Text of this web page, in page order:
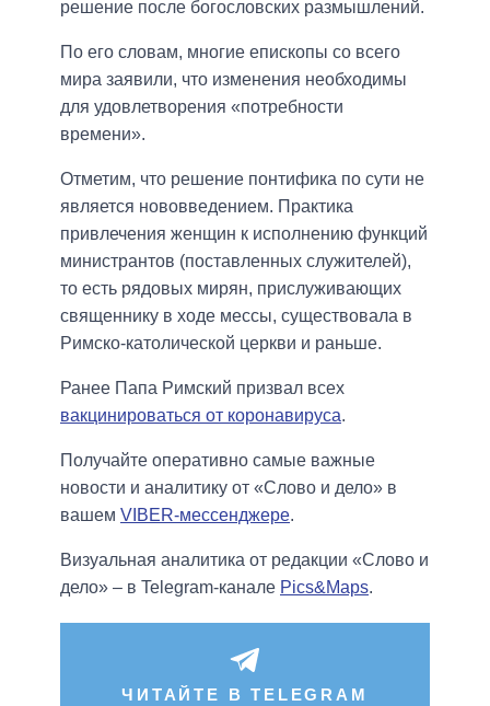
решение после богословских размышлений.
По его словам, многие епископы со всего
мира заявили, что изменения необходимы
для удовлетворения «потребности
времени».
Отметим, что решение понтифика по сути не
является нововведением. Практика
привлечения женщин к исполнению функций
министрантов (поставленных служителей),
то есть рядовых мирян, прислуживающих
священнику в ходе мессы, существовала в
Римско-католической церкви и раньше.
Ранее Папа Римский призвал всех
вакцинироваться от коронавируса.
Получайте оперативно самые важные
новости и аналитику от «Слово и дело» в
вашем VIBER-мессенджере.
Визуальная аналитика от редакции «Слово и
дело» – в Telegram-канале Pics&Maps.
ЧИТАЙТЕ В TELEGRAM